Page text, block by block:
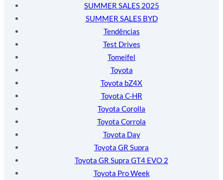
SUMMER SALES 2025
SUMMER SALES BYD
Tendências
Test Drives
Tomeifel
Toyota
Toyota bZ4X
Toyota C-HR
Toyota Corolla
Toyota Corrola
Toyota Day
Toyota GR Supra
Toyota GR Supra GT4 EVO 2
Toyota Pro Week